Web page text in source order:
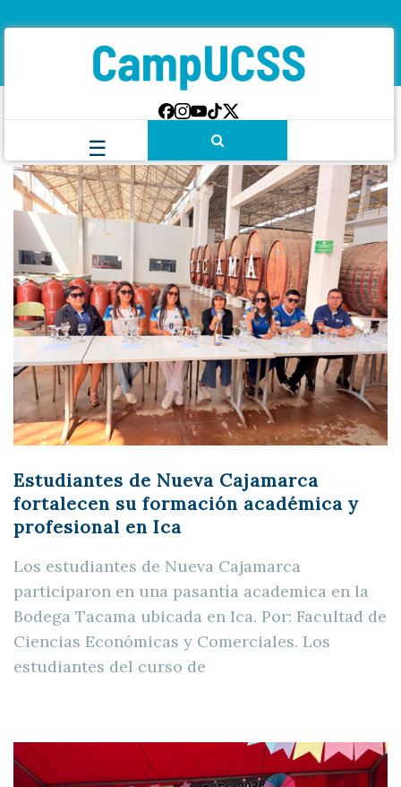
Estudiantes de Nueva Cajamarca
fortalecen su formación académica y
profesional en Ica
Los estudiantes de Nueva Cajamarca
participaron en una pasantía academica en la
Bodega Tacama ubicada en Ica. Por: Facultad de
Ciencias Económicas y Comerciales. Los
estudiantes del curso de